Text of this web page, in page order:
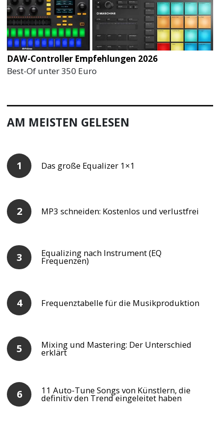
DAW-Controller Empfehlungen 2026
Best-Of unter 350 Euro
AM MEISTEN GELESEN
Das große Equalizer 1×1
MP3 schneiden: Kostenlos und verlustfrei
Equalizing nach Instrument (EQ
Frequenzen)
Frequenztabelle für die Musikproduktion
Mixing und Mastering: Der Unterschied
erklärt
11 Auto-Tune Songs von Künstlern, die
definitiv den Trend eingeleitet haben